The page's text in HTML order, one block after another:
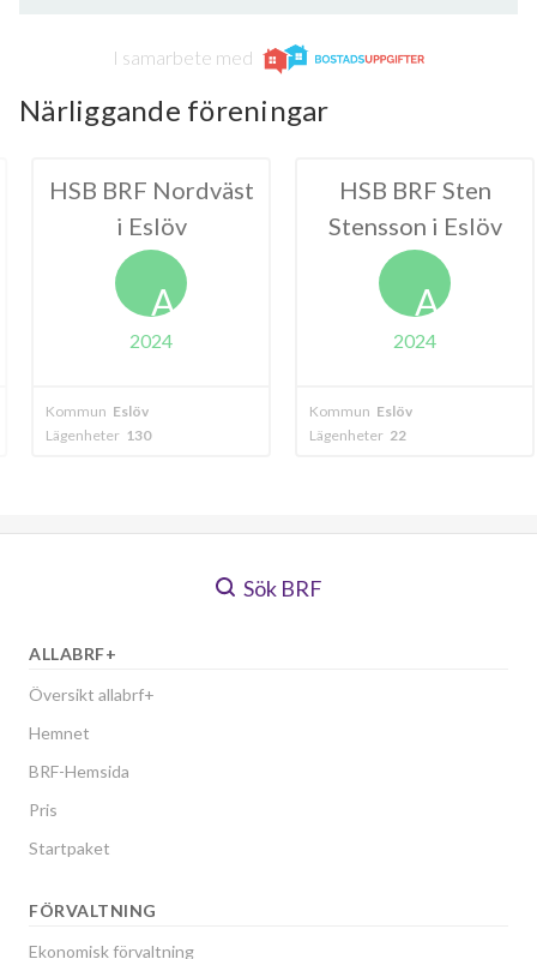
I samarbete med
Närliggande föreningar
Nordväst
HSB BRF Sten
Stensson i Eslöv
HSB
Sök BRF
ALLABRF+
Översikt allabrf+
Hemnet
BRF-Hemsida
Pris
Startpaket
FÖRVALTNING
Ekonomisk förvaltning